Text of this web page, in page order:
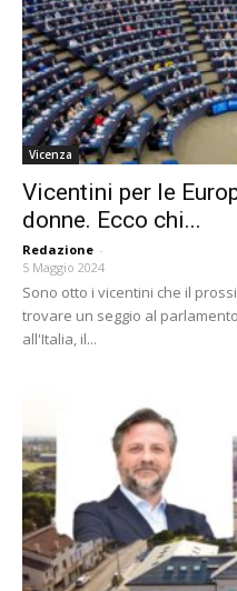
Vicenza
Vicentini per le
donne. Ecco chi...
Redazione -
5 Maggio 2024
Sono otto i vicentini che il
trovare un seggio al
all'Italia, il...